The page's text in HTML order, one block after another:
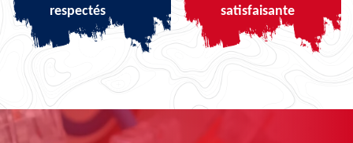
respectés
satisfaisante